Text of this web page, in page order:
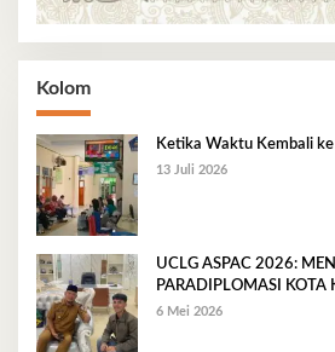
Kolom
Ketika Waktu Kembali
13 Juli 2026
UCLG ASPAC 2026:
PARADIPLOMASI KOTA
6 Mei 2026